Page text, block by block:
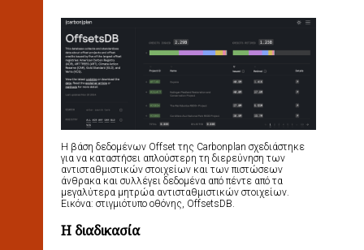
Η βάση δεδομένων Offset της Carbonplan σχεδιάστηκε
για να καταστήσει απλούστερη τη διερεύνηση των
αντισταθμιστικών στοιχείων και των πιστώσεων
άνθρακα και συλλέγει δεδομένα από πέντε από τα
μεγαλύτερα μητρώα αντισταθμιστικών στοιχείων.
Εικόνα: στιγμιότυπο οθόνης, OffsetsDB.
Η διαδικασία